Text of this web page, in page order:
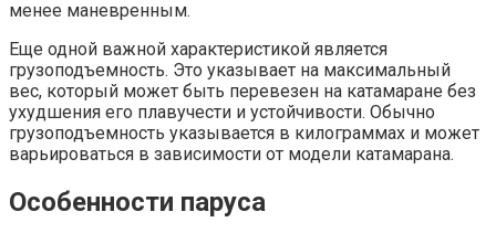
менее маневренным.
Еще одной важной характеристикой является
грузоподъемность. Это указывает на максимальный
вес, который может быть перевезен на катамаране без
ухудшения его плавучести и устойчивости. Обычно
грузоподъемность указывается в килограммах и может
варьироваться в зависимости от модели катамарана.
Особенности паруса